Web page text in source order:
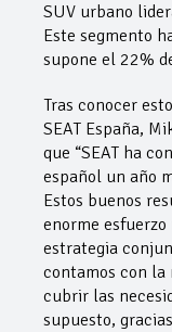
SUV urbano
Este segmento
supone el 22%
Tras conocer
SEAT España,
que “SEAT ha
español un año
Estos buenos
enorme
estrategia
contamos con la
cubrir las
supuesto,